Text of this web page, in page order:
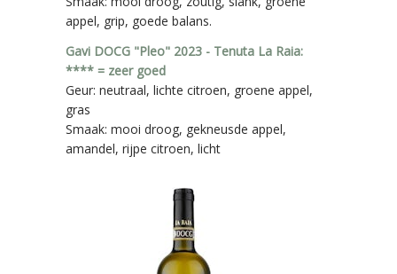
appel, grip, goede balans.
Gavi DOCG "Pleo" 2023 - Tenuta La Raia:
**** = zeer goed
Geur: neutraal, lichte citroen, groene appel,
gras
Smaak: mooi droog, gekneusde appel,
amandel, rijpe citroen, licht